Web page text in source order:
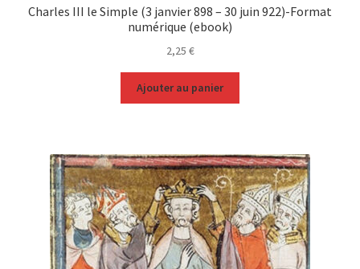
Charles III le Simple (3 janvier 898 – 30 juin 922)-Format
numérique (ebook)
2,25 €
Ajouter au panier